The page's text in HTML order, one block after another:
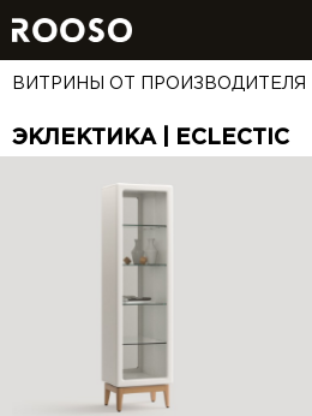
ВИТРИНЫ ОТ ПРОИЗВОДИТЕЛЯ
ЭКЛЕКТИКА | ECLECTIC